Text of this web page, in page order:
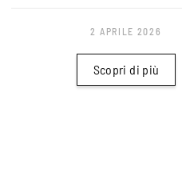
2 APRILE 2026
Scopri di più